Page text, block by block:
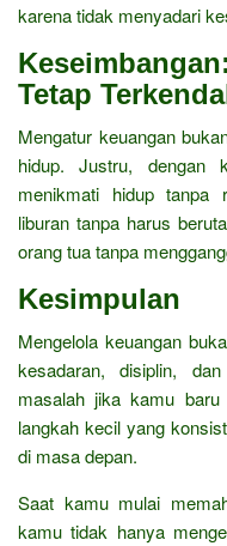
karena tidak menyadari
Tetap
Mengatur keuangan
hidup. Justru, dengan
menikmati hidup
liburan tanpa harus
orang tua tanpa
Kesimpulan
Mengelola keuangan
kesadaran, disiplin,
masalah jika kamu
langkah kecil yang
di masa depan.
Saat kamu mulai
kamu tidak hanya